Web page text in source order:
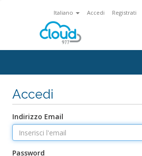
Italiano Accedi Registrati
Accedi
Indirizzo Email
Password